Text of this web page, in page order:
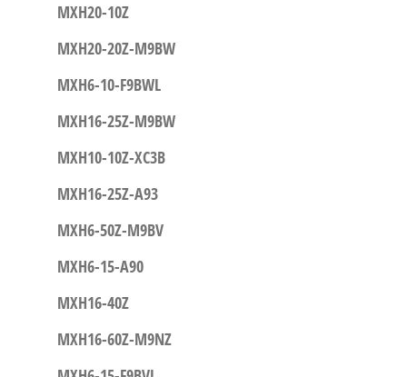
MXH20-10Z
MXH20-20Z-M9BW
MXH6-10-F9BWL
MXH16-25Z-M9BW
MXH10-10Z-XC3B
MXH16-25Z-A93
MXH6-50Z-M9BV
MXH6-15-A90
MXH16-40Z
MXH16-60Z-M9NZ